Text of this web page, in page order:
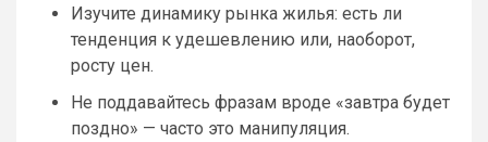
Изучите динамику рынка жилья: есть ли
тенденция к удешевлению или, наоборот,
росту цен.
Не поддавайтесь фразам вроде «завтра будет
поздно» — часто это манипуляция.